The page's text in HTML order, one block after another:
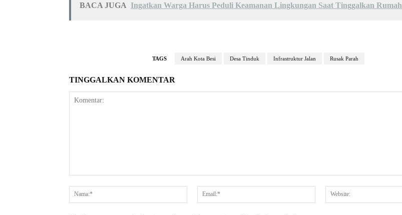
BACA JUGA Ingatkan Warga Harus Peduli Keamanan Lingkungan Saat Tinggalkan Rumah
TAGS Arah Kota Besi Desa Tinduk Infrastruktur Jalan Rusak Parah
TINGGALKAN KOMENTAR
Nama:*
Email:*